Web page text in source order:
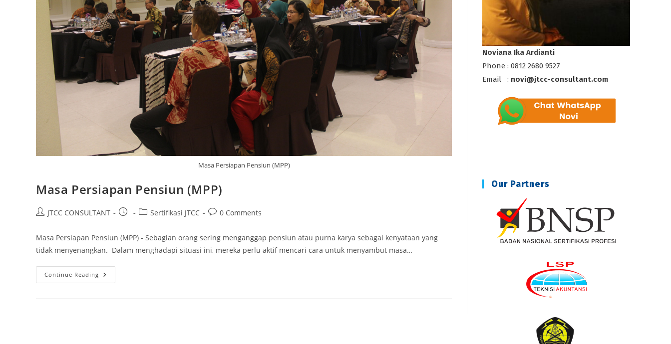
Masa Persiapan Pensiun (MPP)
Masa Persiapan Pensiun (MPP)
PostJTCC CONSULTANT
Post
PostSertifikasi JTCC
Post0 Comments
Masa Persiapan Pensiun (MPP) - Sebagian orang sering menganggap pensiun atau purna karya sebagai kenyataan yang
tidak menyenangkan. Dalam menghadapi situasi ini, mereka perlu aktif mencari cara untuk menyambut masa…
Continue Reading Masa
Persiapan
Noviana Ika Ardianti
Phone : 0812 2680 9527
Email : novi@jtcc-consultant.com
Our Partners